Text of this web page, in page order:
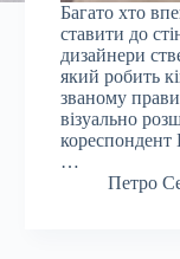
Багато хто
ставити до
дизайнери
який робить
званому
візуально
кореспондент
…
Петро